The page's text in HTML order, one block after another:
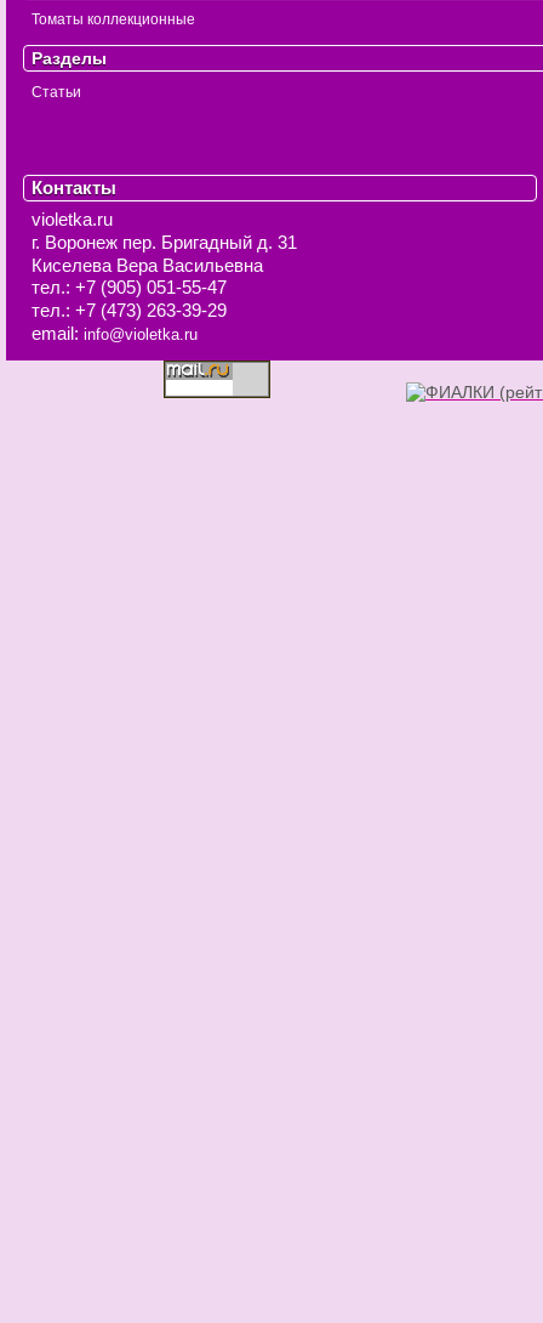
Томаты коллекционные
Разделы
Статьи
Контакты
violetka.ru
г. Воронеж пер. Бригадный д. 31
Киселева Вера Васильевна
тел.: +7 (905) 051-55-47
тел.: +7 (473) 263-39-29
email: info@violetka.ru